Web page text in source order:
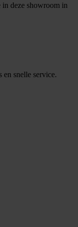
in deze showroom in
snelle service.